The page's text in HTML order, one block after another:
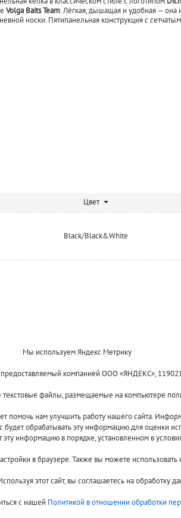
Volga Baits Team. Лёгкая, дышащая и удобная — она
носки. Пятипанельная конструкция с
Цвет
Black/Black&White
доставка
О компании
и сервис
Контакты
Мы используем Яндекс Метрику
компанией ООО «ЯНДЕКС»,
файлы, размещаемые на компьютере
нам улучшить работу нашего сайта.
обрабатывать эту информацию для оценки
эту информацию в порядке, установленном в
в браузере. Также вы можете использовать
этот сайт, вы соглашаетесь на
с нашей Политикой в отношении обработки